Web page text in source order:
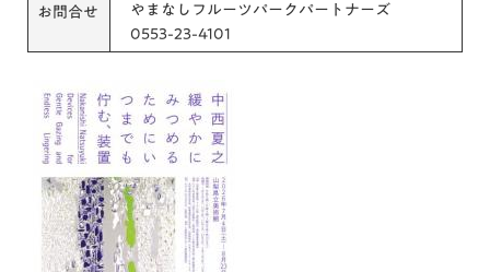
お問合せ
やまなしフルーツパークパートナーズ
0553-23-4101